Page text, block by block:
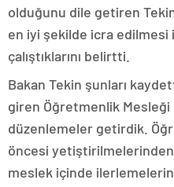
olduğunu dile getiren
en iyi şekilde icra
çalıştıklarını belirtti.
Bakan Tekin şunları
giren Öğretmenlik
düzenlemeler getirdik.
öncesi
meslek içinde